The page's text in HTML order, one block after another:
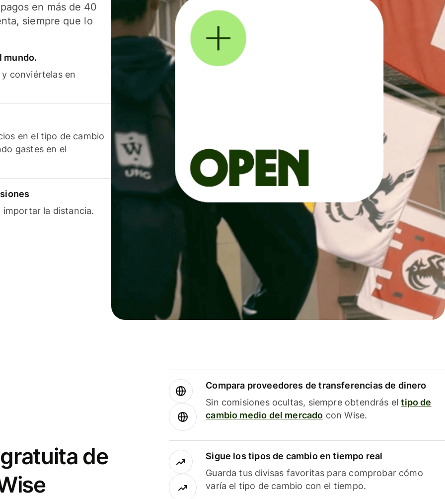
en más de 40
siempre que lo
mundo.
conviértelas en
en el tipo de cambio
gastes en el
importar la distancia.
de
Compara proveedores de transferencias de dinero
Sin comisiones ocultas, siempre obtendrás eltipo de
cambio medio del mercado con Wise.
Sigue los tipos de cambio en tiempo real
Guarda tus divisas favoritas para comprobar cómo
varía el tipo de cambio con el tiempo.